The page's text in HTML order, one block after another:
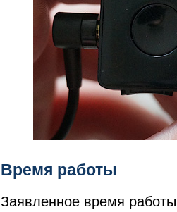
Время работы
Заявленное время